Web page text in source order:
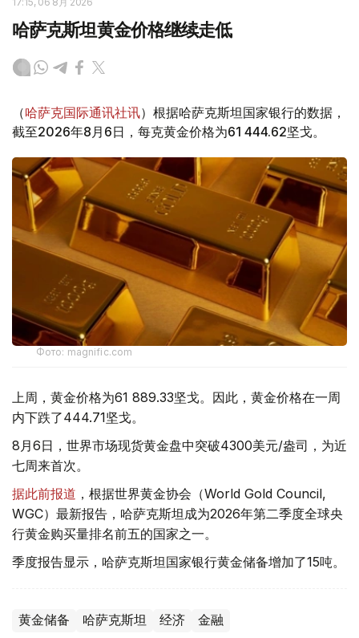
哈萨克斯坦黄金价格继续走低
（哈萨克国际通讯社讯）根据哈萨克斯坦国家银行的数据，
截至2026年8月6日，每克黄金价格为61 444.62坚戈。
Фото: magnific.com
上周，黄金价格为61 889.33坚戈。因此，黄金价格在一周
内下跌了444.71坚戈。
8月6日，世界市场现货黄金盘中突破4300美元/盎司，为近
七周来首次。
据此前报道 ，根据世界黄金协会（World Gold Council,
WGC）最新报告，哈萨克斯坦成为2026年第二季度全球央
行黄金购买量排名前五的国家之一。
季度报告显示，哈萨克斯坦国家银行黄金储备增加了15吨。
黄金储备 哈萨克斯坦 经济 金融